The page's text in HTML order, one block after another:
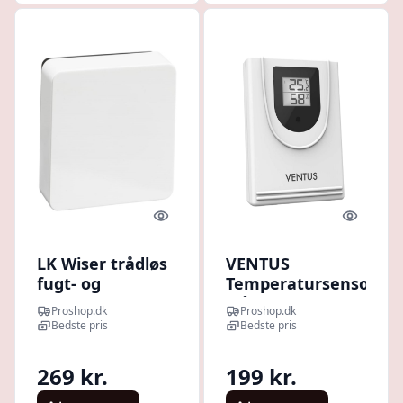
Quick look
LK Wiser trådløs
fugt- og
temperatursensor,
hvid
Proshop.dk
Bedste pris
269 kr.
Quick
VENTUS
Temperatursensor
trådløs W037 til
W200
Proshop.dk
Bedste pris
199 kr.